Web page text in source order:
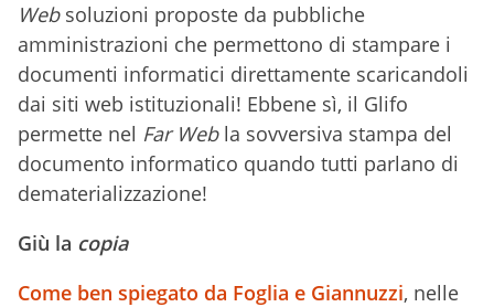
Websoluzioni proposte da pubbliche
amministrazioni che permettono di stampare i
documenti informatici direttamente scaricandoli
dai siti web istituzionali! Ebbene sì, il Glifo
permette nel Far Webla sovversiva stampa del
documento informatico quando tutti parlano di
dematerializzazione!
Giù la copia
Come ben spiegato da Foglia e Giannuzzi, nelle